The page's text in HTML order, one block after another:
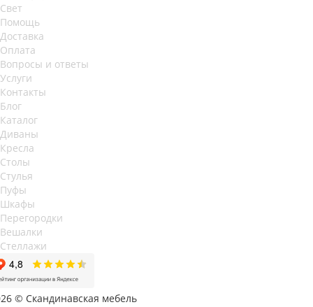
Свет
Помощь
Доставка
Оплата
Вопросы и ответы
Услуги
Контакты
Блог
Каталог
Диваны
Кресла
Столы
Стулья
Пуфы
Шкафы
Перегородки
Вешалки
Стеллажи
© Скандинавская мебель